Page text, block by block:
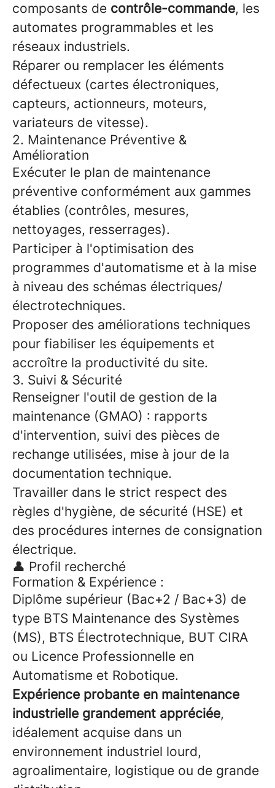
composants de contrôle-commande, les
automates programmables et les
réseaux industriels.
Réparer ou remplacer les éléments
défectueux (cartes électroniques,
capteurs, actionneurs, moteurs,
variateurs de vitesse).
2. Maintenance Préventive &
Amélioration
Exécuter le plan de maintenance
préventive conformément aux gammes
établies (contrôles, mesures,
nettoyages, resserrages).
Participer à l'optimisation des
programmes d'automatisme et à la mise
à niveau des schémas électriques/
électrotechniques.
Proposer des améliorations techniques
pour fiabiliser les équipements et
accroître la productivité du site.
3. Suivi & Sécurité
Renseigner l'outil de gestion de la
maintenance (GMAO) : rapports
d'intervention, suivi des pièces de
rechange utilisées, mise à jour de la
documentation technique.
Travailler dans le strict respect des
règles d'hygiène, de sécurité (HSE) et
des procédures internes de consignation
électrique.
👤 Profil recherché
Formation & Expérience :
Diplôme supérieur (Bac+2 / Bac+3) de
type BTS Maintenance des Systèmes
(MS), BTS Électrotechnique, BUT CIRA
ou Licence Professionnelle en
Automatisme et Robotique.
Expérience probante en maintenance
industrielle grandement appréciée,
idéalement acquise dans un
environnement industriel lourd,
agroalimentaire, logistique ou de grande